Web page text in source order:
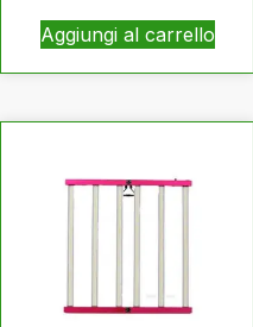
Aggiungi al carrello